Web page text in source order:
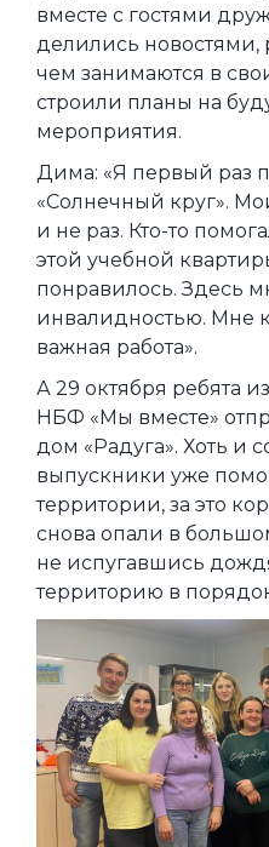
вместе с гостями
делились новостями,
чем занимаются в
строили планы на
мероприятия.
Дима: «Я первый раз
«Солнечный круг».
и не раз. Кто-то
этой учебной
понравилось. Здесь
инвалидностью. Мне
важная работа».
А 29 октября ребята
НБФ «Мы вместе»
дом «Радуга». Хоть и
выпускники уже
территории, за это
снова опали в
не испугавшись
территорию в